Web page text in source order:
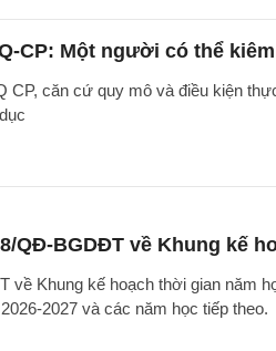
CP: Một người có thể
CP, căn cứ quy mô và điều kiện
QĐ-BGDĐT về Khung kế
về Khung kế hoạch thời gian năm
2027 và các năm học tiếp theo.